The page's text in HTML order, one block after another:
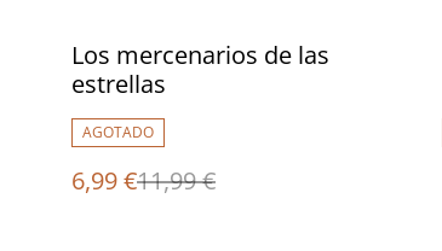
%
Los mercenarios de las
estrellas
AGOTADO
6,99 €11,99 €